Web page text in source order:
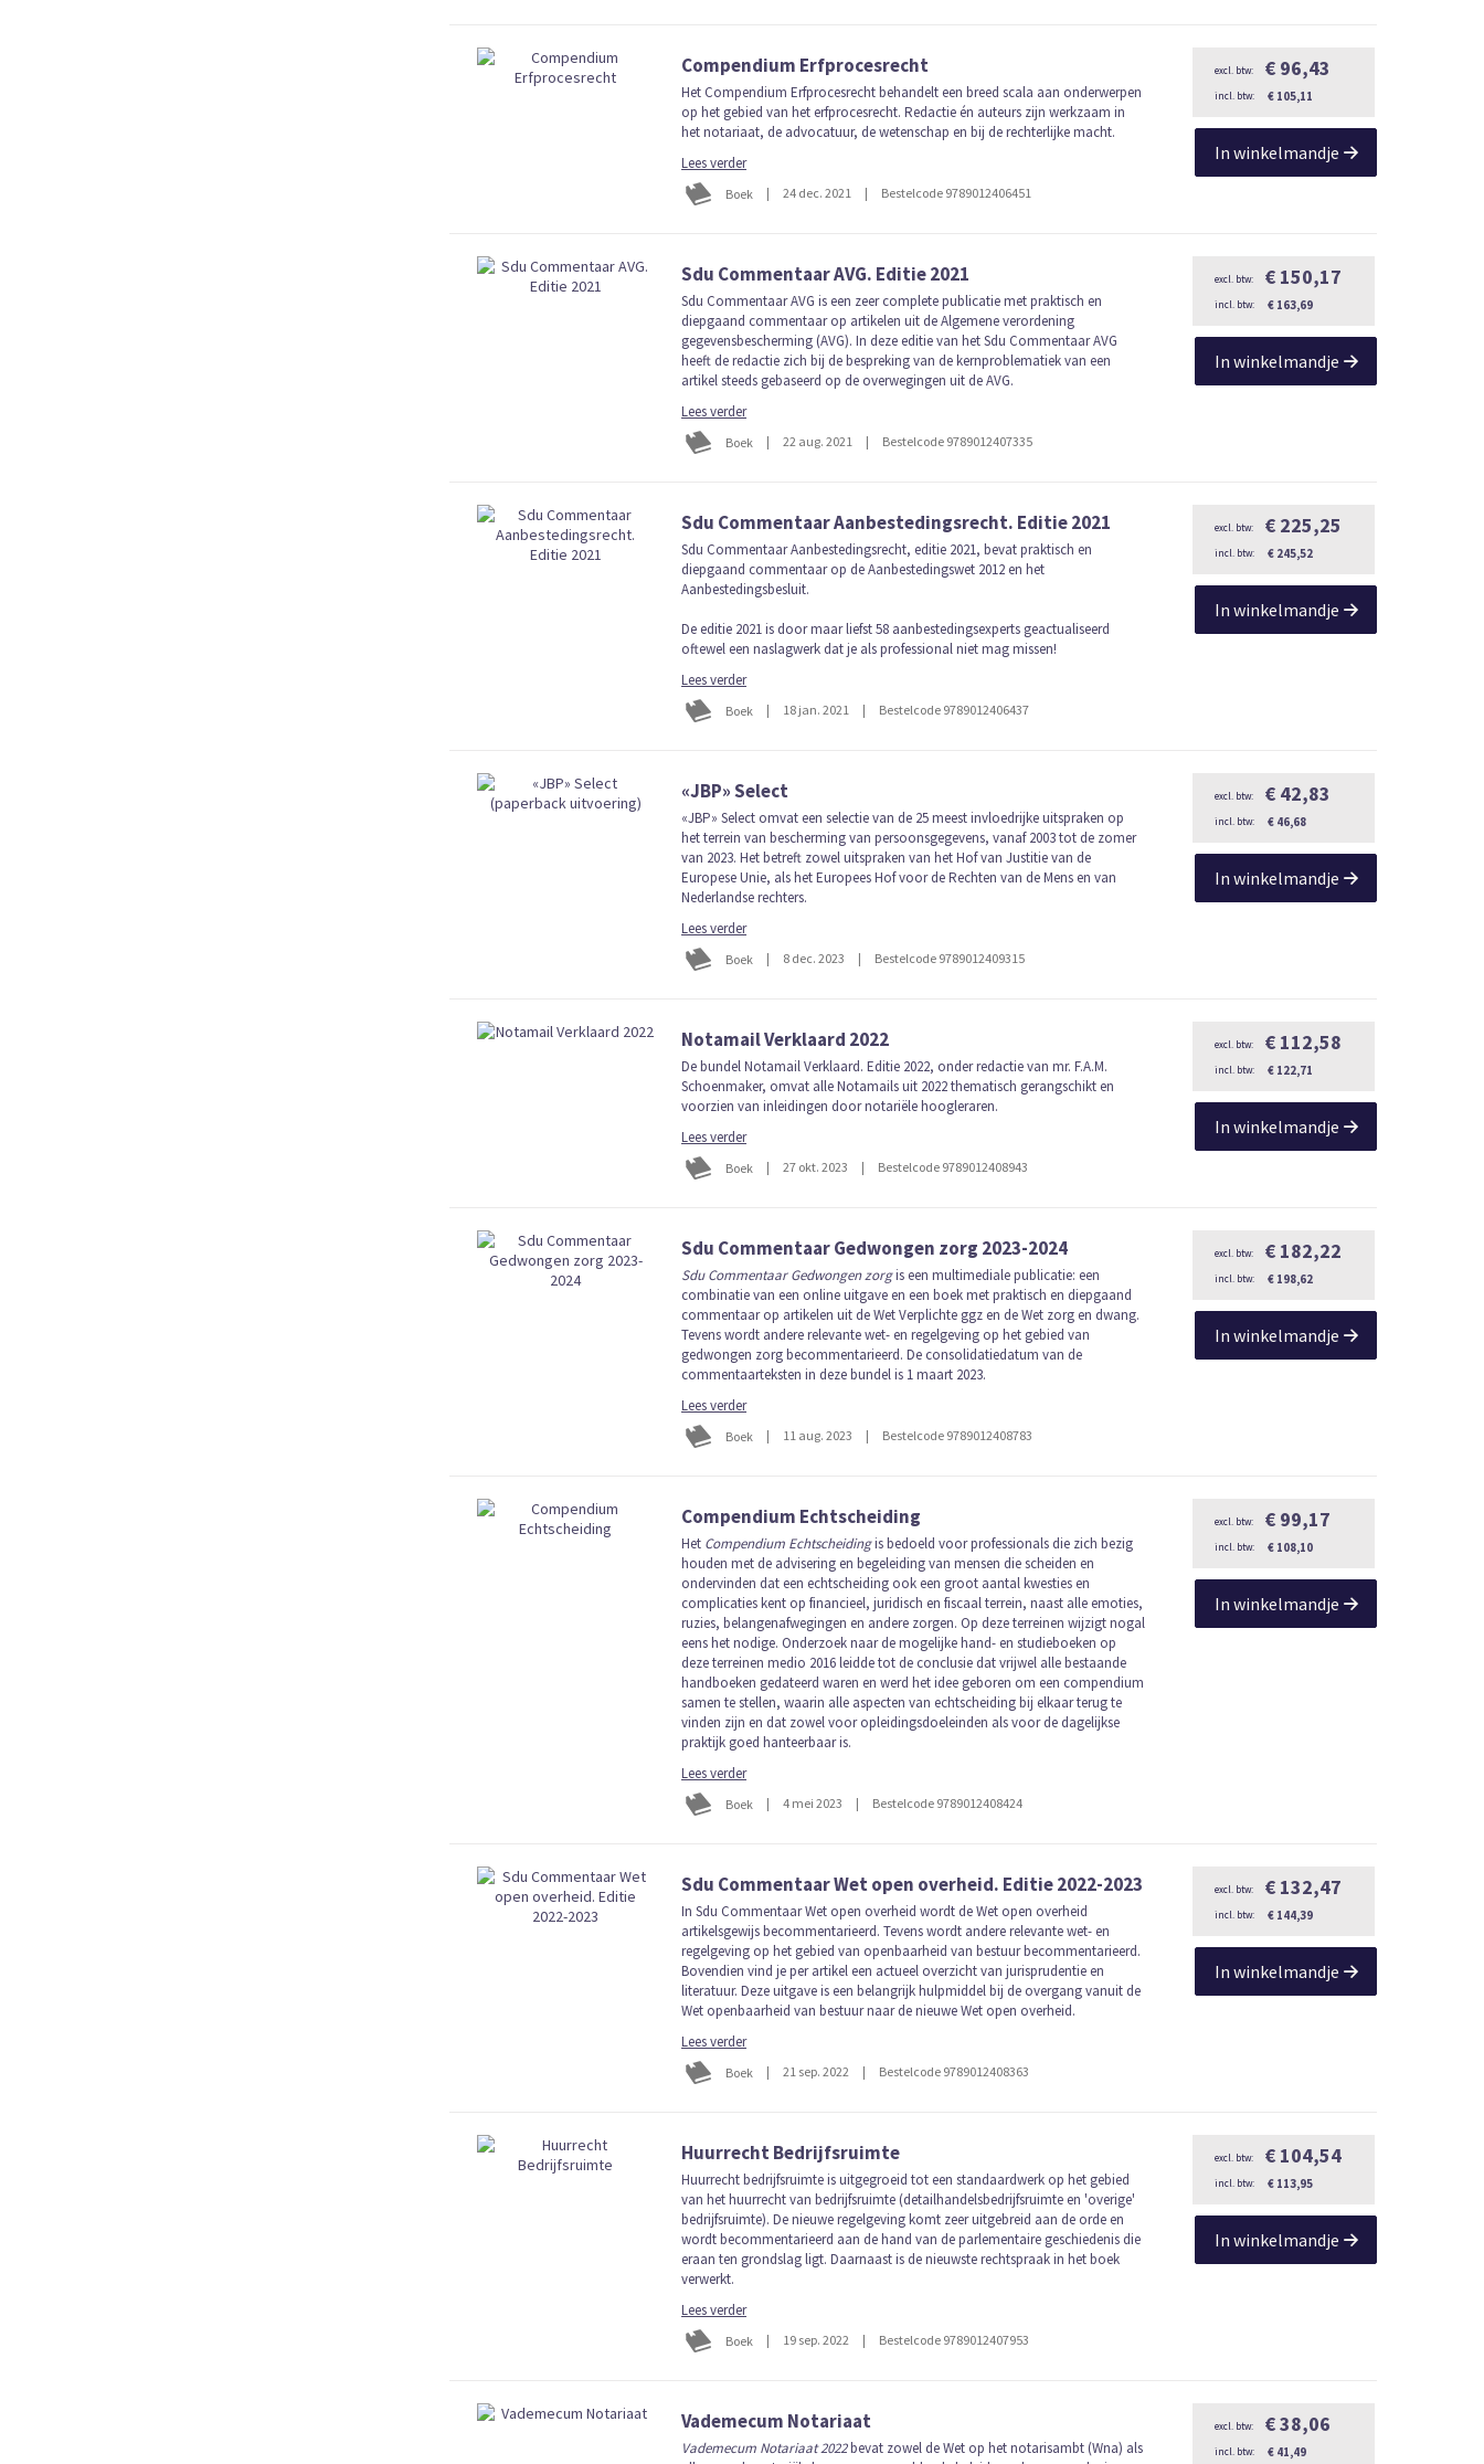
Compendium Erfprocesrecht
Het Compendium Erfprocesrecht behandelt een breed scala aan onderwerpen
op het gebied van het erfprocesrecht. Redactie én auteurs zijn werkzaam in
het notariaat, de advocatuur, de wetenschap en bij de rechterlijke macht.
Lees verder
Boek | 24 dec. 2021 | Bestelcode 9789012406451
€ 96,43
€ 105,11
In winkelmandje
Sdu Commentaar AVG. Editie 2021
Sdu Commentaar AVG is een zeer complete publicatie met praktisch en
diepgaand commentaar op artikelen uit de Algemene verordening
gegevensbescherming (AVG). In deze editie van het Sdu Commentaar AVG
heeft de redactie zich bij de bespreking van de kernproblematiek van een
artikel steeds gebaseerd op de overwegingen uit de AVG.
Lees verder
Boek | 22 aug. 2021 | Bestelcode 9789012407335
€ 150,17
€ 163,69
In winkelmandje
Sdu Commentaar Aanbestedingsrecht. Editie 2021
Sdu Commentaar Aanbestedingsrecht, editie 2021, bevat praktisch en
diepgaand commentaar op de Aanbestedingswet 2012 en het
Aanbestedingsbesluit.
De editie 2021 is door maar liefst 58 aanbestedingsexperts geactualiseerd
oftewel een naslagwerk dat je als professional niet mag missen!
Lees verder
Boek | 18 jan. 2021 | Bestelcode 9789012406437
€ 225,25
€ 245,52
In winkelmandje
«JBP» Select
«JBP» Select omvat een selectie van de 25 meest invloedrijke uitspraken op
het terrein van bescherming van persoonsgegevens, vanaf 2003 tot de zomer
van 2023. Het betreft zowel uitspraken van het Hof van Justitie van de
Europese Unie, als het Europees Hof voor de Rechten van de Mens en van
Nederlandse rechters.
Lees verder
Boek | 8 dec. 2023 | Bestelcode 9789012409315
€ 42,83
€ 46,68
In winkelmandje
Notamail Verklaard 2022
De bundel Notamail Verklaard. Editie 2022, onder redactie van mr. F.A.M.
Schoenmaker, omvat alle Notamails uit 2022 thematisch gerangschikt en
voorzien van inleidingen door notariële hoogleraren.
Lees verder
Boek | 27 okt. 2023 | Bestelcode 9789012408943
€ 112,58
€ 122,71
In winkelmandje
Sdu Commentaar Gedwongen zorg 2023-2024
Sdu Commentaar Gedwongen zorgis een multimediale publicatie: een
combinatie van een online uitgave en een boek met praktisch en diepgaand
commentaar op artikelen uit de Wet Verplichte ggz en de Wet zorg en dwang.
Tevens wordt andere relevante wet- en regelgeving op het gebied van
gedwongen zorg becommentarieerd. De consolidatiedatum van de
commentaarteksten in deze bundel is 1 maart 2023.
Lees verder
Boek | 11 aug. 2023 | Bestelcode 9789012408783
€ 182,22
€ 198,62
In winkelmandje
Compendium Echtscheiding
Het Compendium Echtscheidingis bedoeld voor professionals die zich bezig
houden met de advisering en begeleiding van mensen die scheiden en
ondervinden dat een echtscheiding ook een groot aantal kwesties en
complicaties kent op financieel, juridisch en fiscaal terrein, naast alle emoties,
ruzies, belangenafwegingen en andere zorgen. Op deze terreinen wijzigt nogal
eens het nodige. Onderzoek naar de mogelijke hand- en studieboeken op
deze terreinen medio 2016 leidde tot de conclusie dat vrijwel alle bestaande
handboeken gedateerd waren en werd het idee geboren om een compendium
samen te stellen, waarin alle aspecten van echtscheiding bij elkaar terug te
vinden zijn en dat zowel voor opleidingsdoeleinden als voor de dagelijkse
praktijk goed hanteerbaar is.
Lees verder
Boek | 4 mei 2023 | Bestelcode 9789012408424
€ 99,17
€ 108,10
In winkelmandje
Sdu Commentaar Wet open overheid. Editie 2022-2023
In Sdu Commentaar Wet open overheid wordt de Wet open overheid
artikelsgewijs becommentarieerd. Tevens wordt andere relevante wet- en
regelgeving op het gebied van openbaarheid van bestuur becommentarieerd.
Bovendien vind je per artikel een actueel overzicht van jurisprudentie en
literatuur. Deze uitgave is een belangrijk hulpmiddel bij de overgang vanuit de
Wet openbaarheid van bestuur naar de nieuwe Wet open overheid.
Lees verder
Boek | 21 sep. 2022 | Bestelcode 9789012408363
€ 132,47
€ 144,39
In winkelmandje
Huurrecht Bedrijfsruimte
Huurrecht bedrijfsruimte is uitgegroeid tot een standaardwerk op het gebied
van het huurrecht van bedrijfsruimte (detailhandelsbedrijfsruimte en 'overige'
bedrijfsruimte). De nieuwe regelgeving komt zeer uitgebreid aan de orde en
wordt becommentarieerd aan de hand van de parlementaire geschiedenis die
eraan ten grondslag ligt. Daarnaast is de nieuwste rechtspraak in het boek
verwerkt.
Lees verder
Boek | 19 sep. 2022 | Bestelcode 9789012407953
€ 104,54
€ 113,95
In winkelmandje
Vademecum Notariaat
Vademecum Notariaat 2022bevat zowel de Wet op het notarisambt (Wna) als
€ 38,06
€ 41,49